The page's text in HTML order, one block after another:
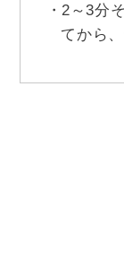
2～3分
てから